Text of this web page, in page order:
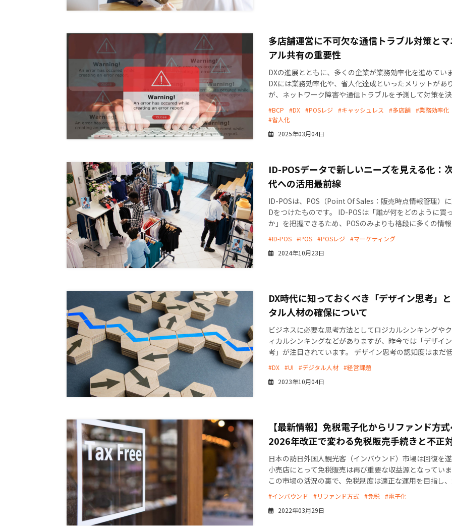
多店舗運営に不可欠な通信トラブル対策とマ
アル共有の重要性
DXの進展とともに、多くの企業が業務効率化を進めていま
DXには業務効率化や、省人化達成といったメリットがあ
が、ネットワーク障害や通信トラブルを予測して対策を
おかないと店舗の営業ができなくなってしまうおそ […]
#BCP #DX #POSレジ #キャッシュレス #多店舗 #業務効率化
#省人化
2025年03月04日
ID-POSデータで新しいニーズを見える化：
代への活用最前線
ID-POSは、POS（Point Of Sales：販売時点情報管理）
Dをつけたものです。 ID-POSは「誰が何をどのように買
か」を把握できるため、POSのみよりも格段に多くの情
得、活用できます。 […]
#ID-POS #POS #POSレジ
#マーケティング
2024年10月23日
DX時代に知っておくべき「デザイン思考」
タル人材の確保について
ビジネスに必要な思考方法としてロジカルシンキングや
ィカルシンキングなどがありますが、昨今では「デザイ
考」が注目されています。 デザイン思考の認知度はまだ
のの「新しい価値を創造する」という目的がDXと一致し
#DX #UI #デジタル人材 #経営課題
2023年10月04日
【最新情報】免税電子化からリファンド方式
2026年改正で変わる免税販売手続きと不正
日本の訪日外国人観光客（インバウンド）市場は回復を遂
小売店にとって免税販売は再び重要な収益源となっていま
この市場の活況の裏で、免税制度は適正な運用を目指し
な転換期を迎えています。2021年に義務化された免 […]
#インバウンド #リファンド方式 #免税
#電子化
2022年03月29日